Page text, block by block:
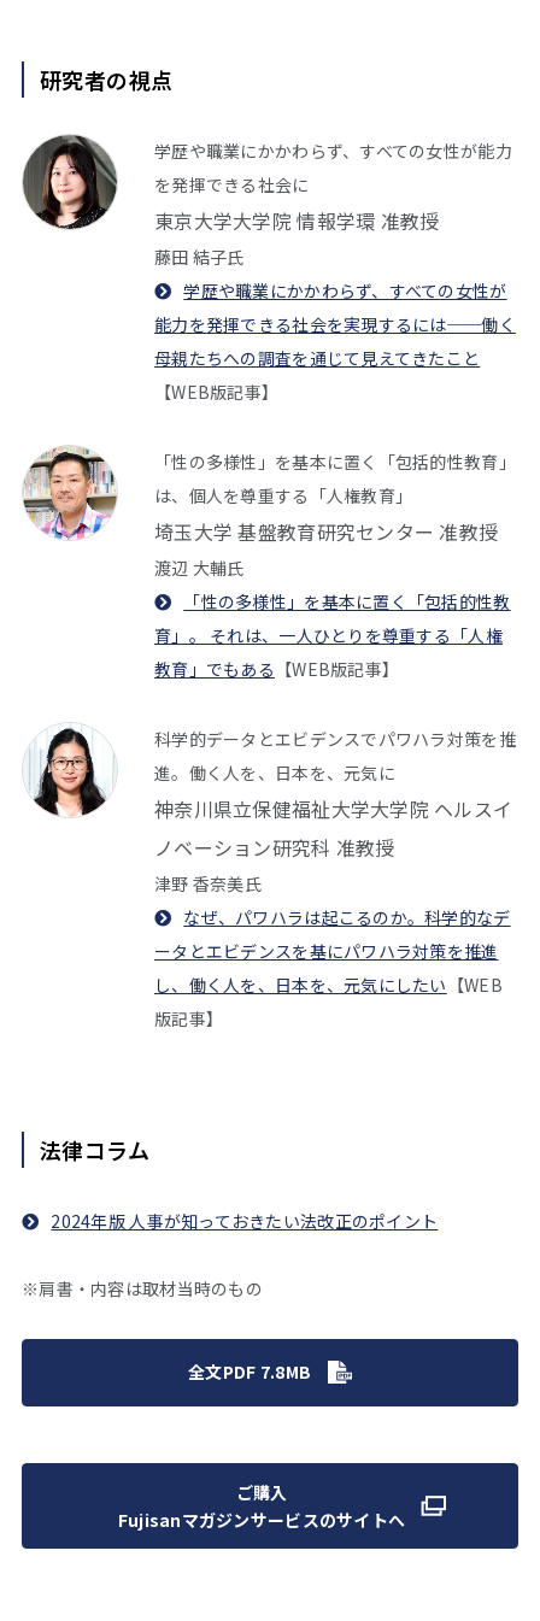
研究者の視点
学歴や職業にかかわらず、すべての女性が能力
を発揮できる社会に
東京大学大学院 情報学環 准教授
藤田 結子氏
学歴や職業にかかわらず、すべての女性が
能力を発揮できる社会を実現するには──働く
母親たちへの調査を通じて見えてきたこと
【WEB版記事】
「性の多様性」を基本に置く「包括的性教育」
は、個人を尊重する「人権教育」
埼玉大学 基盤教育研究センター 准教授
渡辺 大輔氏
「性の多様性」を基本に置く「包括的性教
育」。 それは、一人ひとりを尊重する「人権
教育」でもある 【WEB版記事】
科学的データとエビデンスでパワハラ対策を推
進。働く人を、日本を、元気に
神奈川県立保健福祉大学大学院 ヘルスイ
ノベーション研究科 准教授
津野 香奈美氏
なぜ、パワハラは起こるのか。科学的なデ
ータとエビデンスを基にパワハラ対策を推進
し、働く人を、日本を、元気にしたい 【WEB
版記事】
法律コラム
2024年版 人事が知っておきたい法改正のポイント
※肩書・内容は取材当時のもの
全文PDF 7.8MB
ご購入
Fujisanマガジンサービスのサイトへ